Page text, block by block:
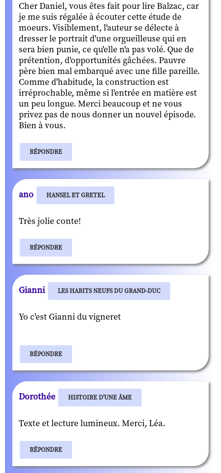
Cher Daniel, vous êtes fait pour lire Balzac, car
je me suis régalée à écouter cette étude de
moeurs. Visiblement, l'auteur se délecte à
dresser le portrait d'une orgueilleuse qui en
sera bien punie, ce qu'elle n'a pas volé. Que de
prétention, d'opportunités gâchées. Pauvre
père bien mal embarqué avec une fille pareille.
Comme d'habitude, la construction est
irréprochable, même si l'entrée en matière est
un peu longue. Merci beaucoup et ne vous
privez pas de nous donner un nouvel épisode.
Bien à vous.
RÉPONDRE
ano HANSEL ET GRETEL
Très jolie conte!
RÉPONDRE
Gianni LES HABITS NEUFS DU GRAND-DUC
Yo c'est Gianni du vigneret
RÉPONDRE
Dorothée HISTOIRE D'UNE ÂME
Texte et lecture lumineux. Merci, Léa.
RÉPONDRE